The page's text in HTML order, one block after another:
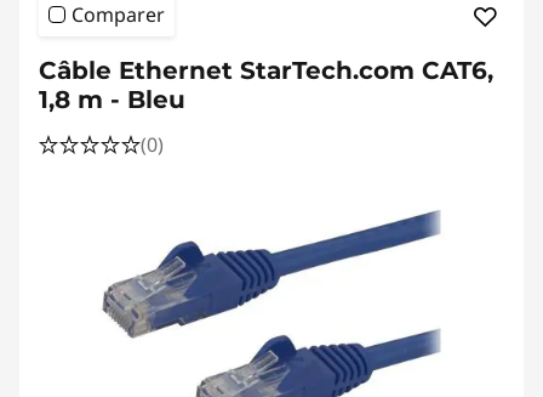
Comparer
Câble Ethernet StarTech.com CAT6,
1,8 m - Bleu
(0)